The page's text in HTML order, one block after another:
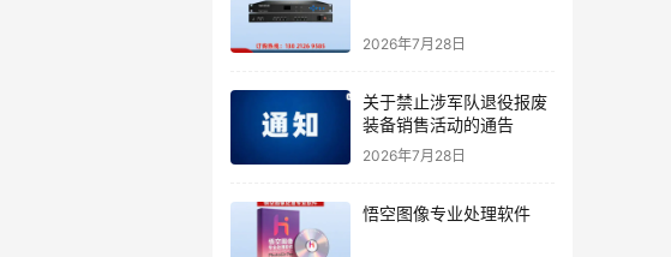
2026年7月28日
关于禁止涉军队退役报废
装备销售活动的通告
2026年7月28日
悟空图像专业处理软件